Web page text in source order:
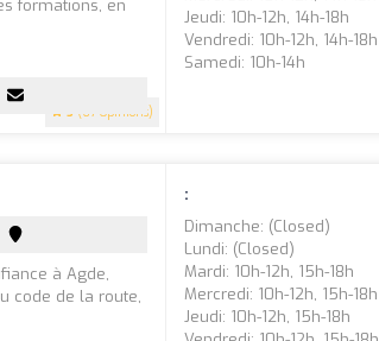
5 (67 Opinions)
formations, en
Jeudi: 10h-12h, 14h-18h
Vendredi: 10h-12h, 14h-18h
Samedi: 10h-14h
à Agde,
code de la route,
:
Dimanche: (closed)
Lundi: (closed)
Mardi: 10h-12h, 15h-18h
Mercredi: 10h-12h, 15h-18h
Jeudi: 10h-12h, 15h-18h